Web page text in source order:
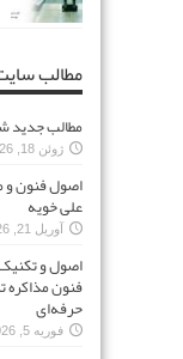
مطالب
مطالب جدید
ژوئن 18, 2026
اصول فنون و
علی خویه
آوریل 21, 2026
فنون مذاکره
حرفه‌ای
فوریه 5, 2026